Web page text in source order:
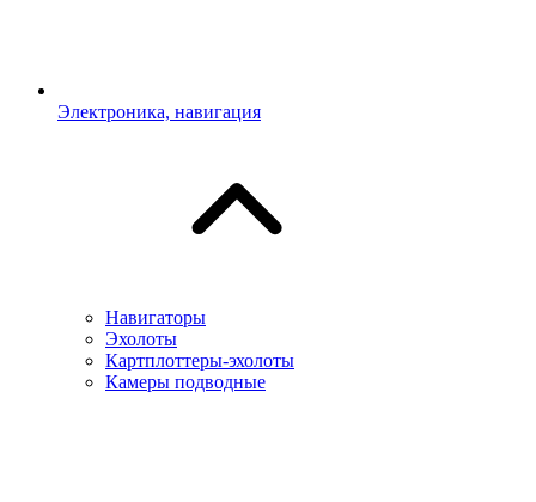
Электроника, навигация
Навигаторы
Эхолоты
Картплоттеры-эхолоты
Камеры подводные